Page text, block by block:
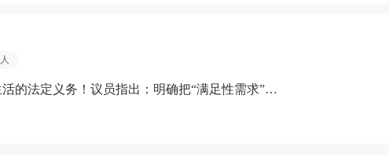
的法定义务！议员指出：明确把“满足性需求”排